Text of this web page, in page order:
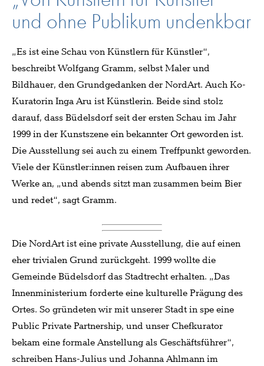
und ohne Publikum undenkbar
„Es ist eine Schau von Künstlern für Künstler“,
beschreibt Wolfgang Gramm, selbst Maler und
Bildhauer, den Grundgedanken der NordArt. Auch Ko-
Kuratorin Inga Aru ist Künstlerin. Beide sind stolz
darauf, dass Büdelsdorf seit der ersten Schau im Jahr
1999 in der Kunstszene ein bekannter Ort geworden ist.
Die Ausstellung sei auch zu einem Treffpunkt geworden.
Viele der Künstler:innen reisen zum Aufbauen ihrer
Werke an, „und abends sitzt man zusammen beim Bier
und redet“, sagt Gramm.
Die NordArt ist eine private Ausstellung, die auf einen
eher trivialen Grund zurückgeht. 1999 wollte die
Gemeinde Büdelsdorf das Stadtrecht erhalten. „Das
Innenministerium forderte eine kulturelle Prägung des
Ortes. So gründeten wir mit unserer Stadt in spe eine
Public Private Partnership, und unser Chefkurator
bekam eine formale Anstellung als Geschäftsführer“,
schreiben Hans-Julius und Johanna Ahlmann im